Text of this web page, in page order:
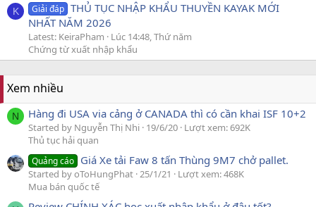
K Giải đáp THỦ TỤC NHẬP KHẨU THUYỀN KAYAK MỚI
NHẤT NĂM 2026
Latest: KeiraPham
Lúc 14:48, Thứ năm
Chứng từ xuất nhập khẩu
Xem nhiều
N Hàng đi USA via cảng ở CANADA thì có cần khai ISF 10+2
Started by Nguyễn Thị Nhi 19/6/20 Lượt xem: 692K
Thủ tục hải quan
Quảng cáo Giá Xe tải Faw 8 tấn Thùng 9M7 chở pallet.
Started by oToHungPhat 25/1/21
Lượt xem: 468K
Mua bán quốc tế